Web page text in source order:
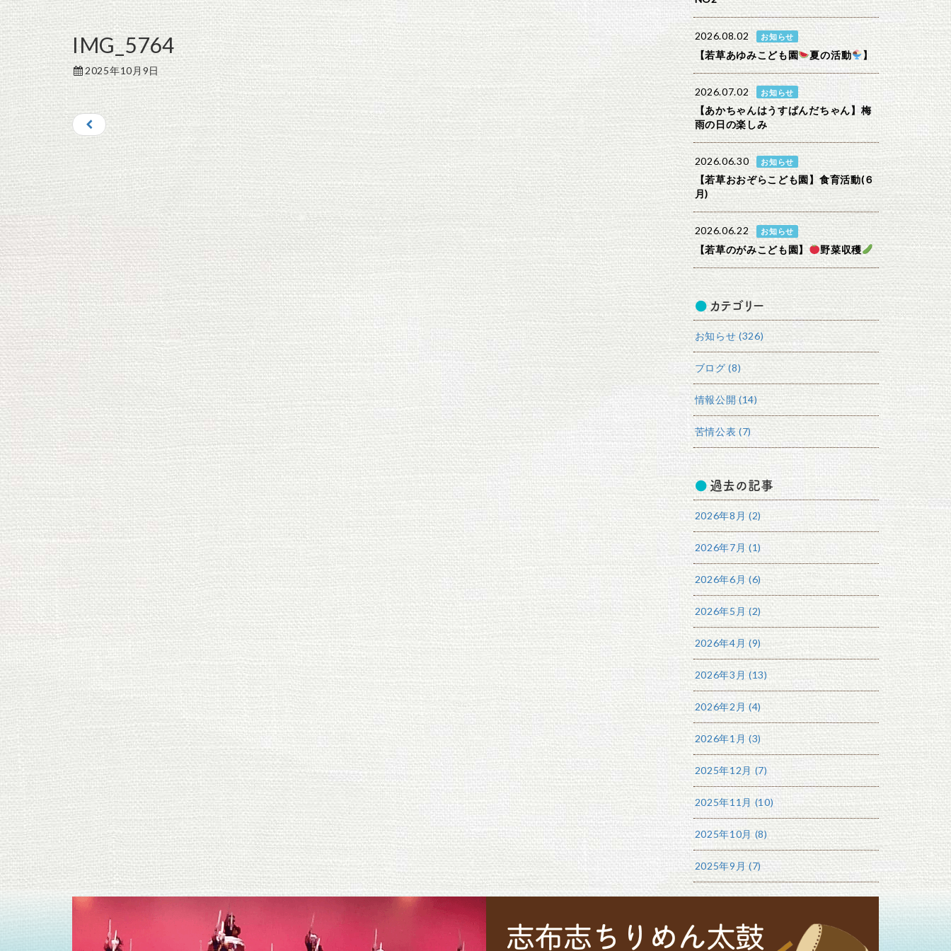
IMG_5764
2025年10月9日
2026.08.02 お知らせ
【若草あゆみこども園 夏の活動 】
2026.07.02 お知らせ
【あかちゃんはうすぱんだちゃん】梅
雨の日の楽しみ
2026.06.30 お知らせ
【若草おおぞらこども園】食育活動(６
月)
2026.06.22 お知らせ
【若草のがみこども園】 野菜収穫
カテゴリー
お知らせ (326)
ブログ (8)
情報公開 (14)
苦情公表 (7)
過去の記事
2026年8月 (2)
2026年7月 (1)
2026年6月 (6)
2026年5月 (2)
2026年4月 (9)
2026年3月 (13)
2026年2月 (4)
2026年1月 (3)
2025年12月 (7)
2025年11月 (10)
2025年10月 (8)
2025年9月 (7)